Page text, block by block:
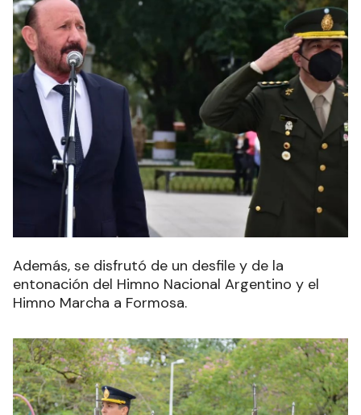
Además, se disfrutó de un desfile y de la
entonación del Himno Nacional Argentino y el
Himno Marcha a Formosa.